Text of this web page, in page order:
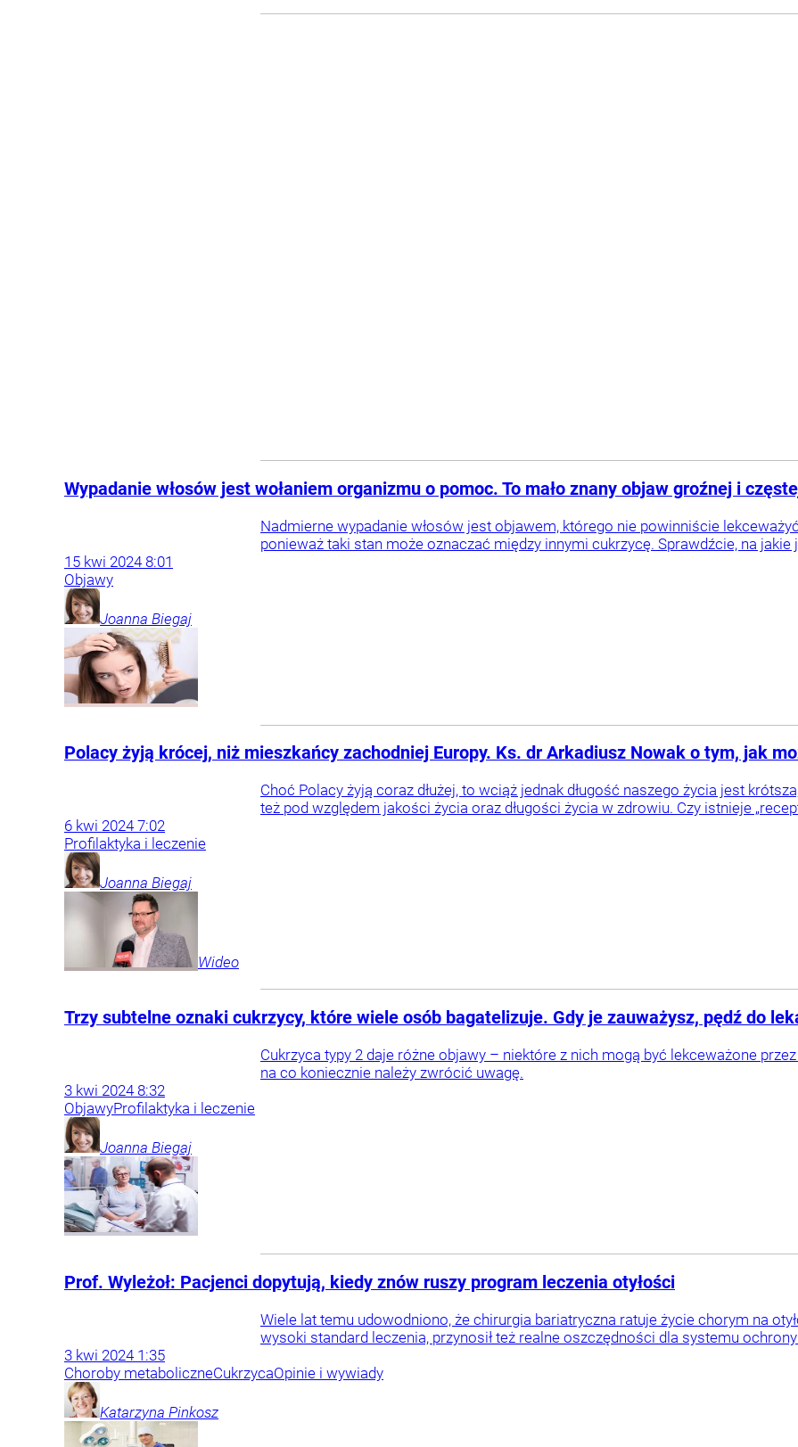
Wypadanie włosów jest wołaniem organizmu o pomoc. To mało znany objaw groźnej i
Nadmierne wypadanie włosów jest objawem, którego nie powinniście
ponieważ taki stan może oznaczać między innymi cukrzycę. Sprawdźcie, na
15 kwi 2024 8:01
Objawy
Joanna Biegaj
Polacy żyją krócej, niż mieszkańcy zachodniej Europy. Ks. dr Arkadiusz Nowak o tym, jak
Choć Polacy żyją coraz dłużej, to wciąż jednak długość naszego życia jest
też pod względem jakości życia oraz długości życia w zdrowiu. Czy istnieje
6 kwi 2024 7:02
Profilaktyka i leczenie
Joanna Biegaj
Wideo
Trzy subtelne oznaki cukrzycy, które wiele osób bagatelizuje. Gdy je zauważysz, pędź do
Cukrzyca typy 2 daje różne objawy – niektóre z nich mogą być lekceważone
na co koniecznie należy zwrócić uwagę.
3 kwi 2024 8:32
ObjawyProfilaktyka i leczenie
Joanna Biegaj
Prof. Wyleżoł: Pacjenci dopytują, kiedy znów ruszy program leczenia otyłości
Wiele lat temu udowodniono, że chirurgia bariatryczna ratuje życie chorym na
wysoki standard leczenia, przynosił też realne oszczędności dla systemu
3 kwi 2024 1:35
Choroby metaboliczneCukrzycaOpinie i wywiady
Katarzyna Pinkosz